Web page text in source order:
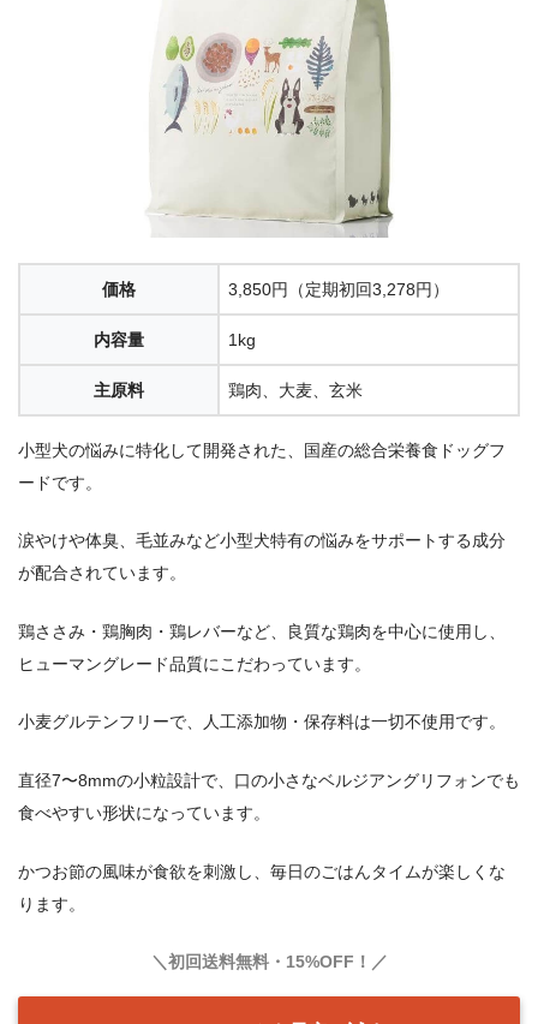
価格 3,850円（定期初回3,278円）
内容量 1kg
主原料 鶏肉、大麦、玄米
小型犬の悩みに特化して開発された、国産の総合栄養食ドッグフ
ードです。
涙やけや体臭、毛並みなど小型犬特有の悩みをサポートする成分
が配合されています。
鶏ささみ・鶏胸肉・鶏レバーなど、良質な鶏肉を中心に使用し、
ヒューマングレード品質にこだわっています。
小麦グルテンフリーで、人工添加物・保存料は一切不使用です。
直径7〜8mmの小粒設計で、口の小さなベルジアングリフォンでも
食べやすい形状になっています。
かつお節の風味が食欲を刺激し、毎日のごはんタイムが楽しくな
ります。
＼初回送料無料・15%OFF！／